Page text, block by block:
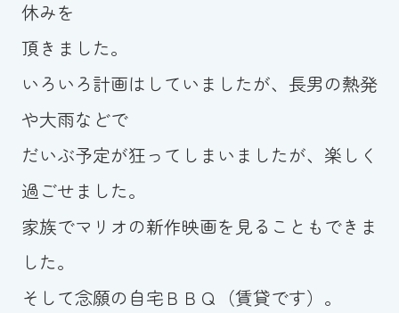
Tel.098-863-7264
平日 9:00～22:00｜土祝 9:00～21:00
メールでお問い合わせ
体験申し込みはこちら!
休みを
頂きました。
いろいろ計画はしていましたが、長男の熱発
や大雨などで
だいぶ予定が狂ってしまいましたが、楽しく
過ごせました。
家族でマリオの新作映画を見ることもできま
した。
そして念願の自宅ＢＢＱ（賃貸です）。